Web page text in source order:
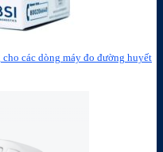
các dòng máy đo đường huyết